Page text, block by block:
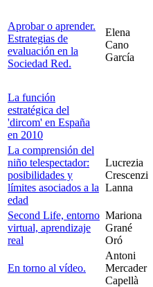
Aprobar o aprender.
Estrategias de
evaluación en la
Sociedad Red.
Elena
Cano
García
La función
estratégica del
'dircom' en España
en 2010
La comprensión del
niño telespectador:
posibilidades y
límites asociados a la
edad
Lucrezia
Crescenzi
Lanna
Second Life, entorno
virtual, aprendizaje
real
Mariona
Grané
Oró
En torno al vídeo.
Antoni
Mercader
Capellà